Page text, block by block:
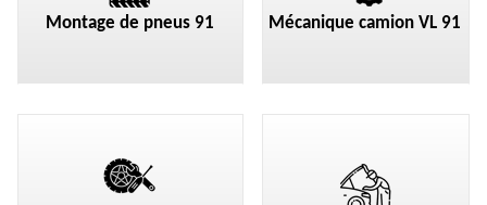
Montage de pneus 91 Mécanique camion VL 91